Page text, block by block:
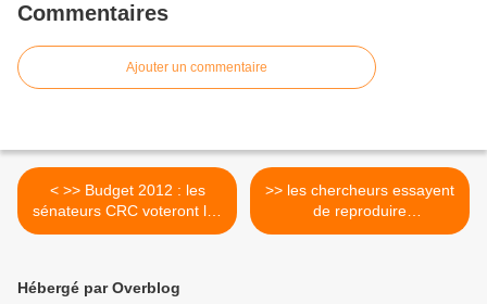
Commentaires
Ajouter un commentaire
< >> Budget 2012 : les
sénateurs CRC voteront les
recettes de la gauche
>> les chercheurs essayent
de reproduire
artificiellement la
Hébergé par Overblog